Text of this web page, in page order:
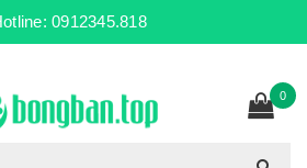
0912345.818
0